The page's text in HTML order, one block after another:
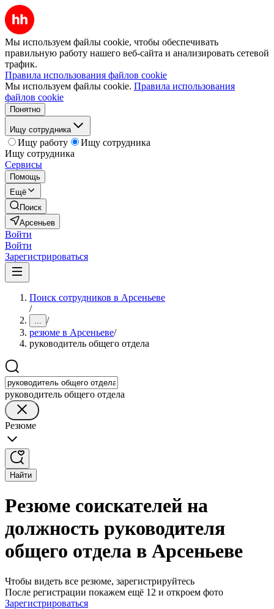
Мы используем файлы cookie, чтобы обеспечивать
правильную работу нашего веб-сайта и анализировать сетевой
трафик.
Правила использования файлов cookie
Мы используем файлы cookie. Правила использования
файлов cookie
Понятно
Ищу сотрудника
Ищу работу
Ищу сотрудника
Ищу сотрудника
Сервисы
Помощь
Ещё
Поиск
Арсеньев
Войти
Войти
Зарегистрироваться
Поиск сотрудников в Арсеньеве
/
... /
резюме в Арсеньеве/
руководитель общего отдела
руководитель общего отдела
Резюме
Найти
Резюме соискателей на
должность руководителя
общего отдела в Арсеньеве
Чтобы видеть все резюме, зарегистрируйтесь
После регистрации покажем ещё 12 и откроем фото
Зарегистрироваться